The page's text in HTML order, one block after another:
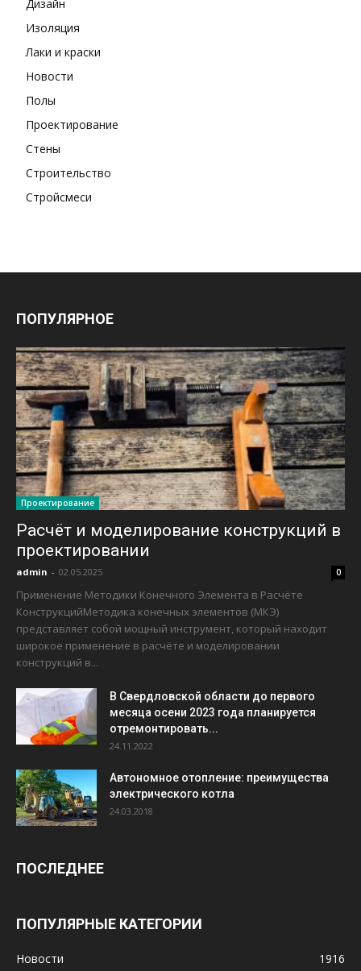
Дизайн
Изоляция
Лаки и краски
Новости
Полы
Проектирование
Стены
Строительство
Стройсмеси
ПОПУЛЯРНОЕ
Проектирование
Расчёт и моделирование конструкций в
проектировании
admin - 02.05.2025 0
Применение Методики Конечного Элемента в Расчёте
КонструкцийМетодика конечных элементов (МКЭ)
представляет собой мощный инструмент, который находит
широкое применение в расчёте и моделировании
конструкций в...
В Свердловской области до первого
месяца осени 2023 года планируется
отремонтировать...
24.11.2022
Автономное отопление: преимущества
электрического котла
24.03.2018
ПОСЛЕДНЕЕ
ПОПУЛЯРНЫЕ КАТЕГОРИИ
Новости 1916